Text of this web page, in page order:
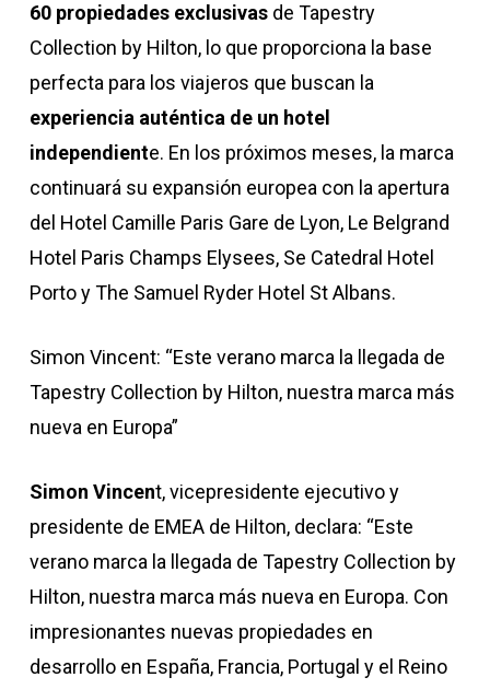
60 propiedades exclusivasde Tapestry
Collection by Hilton, lo que proporciona la base
perfecta para los viajeros que buscan la
experiencia auténtica de un hotel
independiente. En los próximos meses, la marca
continuará su expansión europea con la apertura
del Hotel Camille Paris Gare de Lyon, Le Belgrand
Hotel Paris Champs Elysees, Se Catedral Hotel
Porto y The Samuel Ryder Hotel St Albans.
Simon Vincent: “Este verano marca la llegada de
Tapestry Collection by Hilton, nuestra marca más
nueva en Europa”
Simon Vincent, vicepresidente ejecutivo y
presidente de EMEA de Hilton, declara: “Este
verano marca la llegada de Tapestry Collection by
Hilton, nuestra marca más nueva en Europa. Con
impresionantes nuevas propiedades en
desarrollo en España, Francia, Portugal y el Reino